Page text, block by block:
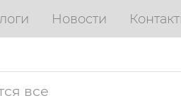
Новости